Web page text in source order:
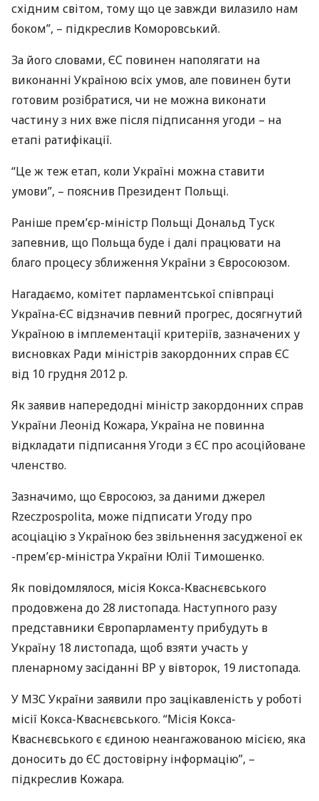
східним світом, тому що це завжди вилазило нам
боком”, – підкреслив Коморовський.
За його словами, ЄС повинен наполягати на
виконанні Україною всіх умов, але повинен бути
готовим розібратися, чи не можна виконати
частину з них вже після підписання угоди – на
етапі ратифікації.
“Це ж теж етап, коли Україні можна ставити
умови”, – пояснив Президент Польщі.
Раніше прем’єр-міністр Польщі Дональд Туск
запевнив, що Польща буде і далі працювати на
благо процесу зближення України з Євросоюзом.
Нагадаємо, комітет парламентської співпраці
Україна-ЄС відзначив певний прогрес, досягнутий
Україною в імплементації критеріїв, зазначених у
висновках Ради міністрів закордонних справ ЄС
від 10 грудня 2012 р.
Як заявив напередодні міністр закордонних справ
України Леонід Кожара, Україна не повинна
відкладати підписання Угоди з ЄС про асоційоване
членство.
Зазначимо, що Євросоюз, за даними джерел
Rzeczpospolita, може підписати Угоду про
асоціацію з Україною без звільнення засудженої ек
-прем’єр-міністра України Юлії Тимошенко.
Як повідомлялося, місія Кокса-Кваснєвського
продовжена до 28 листопада. Наступного разу
представники Європарламенту прибудуть в
Україну 18 листопада, щоб взяти участь у
пленарному засіданні ВР у вівторок, 19 листопада.
У МЗСУкраїни заявили про зацікавленість у роботі
місії Кокса-Кваснєвського. “Місія Кокса-
Кваснєвського є єдиною неангажованою місією, яка
доносить до ЄС достовірну інформацію”, –
підкреслив Кожара.